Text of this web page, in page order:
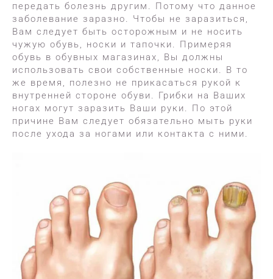
передать болезнь другим. Потому что данное
заболевание заразно. Чтобы не заразиться,
Вам следует быть осторожным и не носить
чужую обувь, носки и тапочки. Примеряя
обувь в обувных магазинах, Вы должны
использовать свои собственные носки. В то
же время, полезно не прикасаться рукой к
внутренней стороне обуви. Грибки на Ваших
ногах могут заразить Ваши руки. По этой
причине Вам следует обязательно мыть руки
после ухода за ногами или контакта с ними.